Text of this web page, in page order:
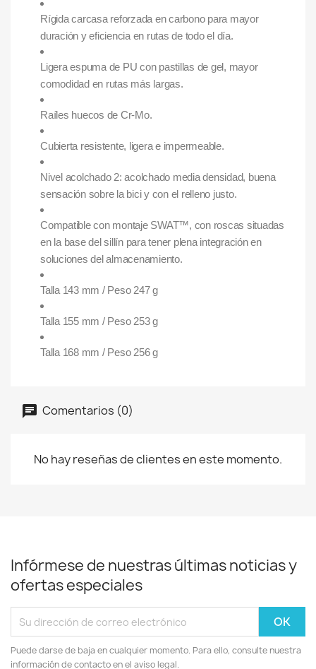
Rígida carcasa reforzada en carbono para mayor
duración y eficiencia en rutas de todo el día.
Ligera espuma de PU con pastillas de gel, mayor
comodidad en rutas más largas.
Raíles huecos de Cr-Mo.
Cubierta resistente, ligera e impermeable.
Nivel acolchado 2: acolchado media densidad, buena
sensación sobre la bici y con el relleno justo.
Compatible con montaje SWAT™, con roscas situadas
en la base del sillín para tener plena integración en
soluciones del almacenamiento.
Talla 143 mm / Peso 247 g
Talla 155 mm / Peso 253 g
Talla 168 mm / Peso 256 g
Comentarios (0)
No hay reseñas de clientes en este momento.
Infórmese de nuestras últimas noticias y
ofertas especiales
Puede darse de baja en cualquier momento. Para ello, consulte nuestra
información de contacto en el aviso legal.